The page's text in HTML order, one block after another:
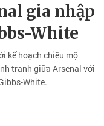
gia nhập
White
kế hoạch chiêu mộ
tranh giữa Arsenal với
White.